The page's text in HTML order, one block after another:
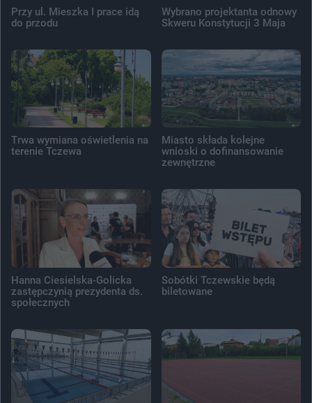
Przy ul. Mieszka I prace idą
do przodu
Wybrano projektanta odnowy
Skweru Konstytucji 3 Maja
Trwa wymiana oświetlenia na
terenie Tczewa
Miasto składa kolejne
wnioski o dofinansowanie
zewnętrzne
Hanna Ciesielska-Golicka
zastępczynią prezydenta ds.
społecznych
Sobótki Tczewskie będą
biletowane